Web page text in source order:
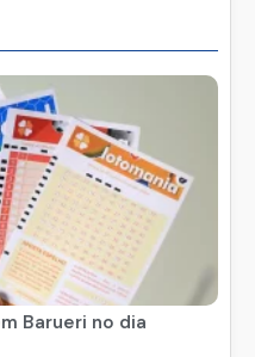
Barueri no dia